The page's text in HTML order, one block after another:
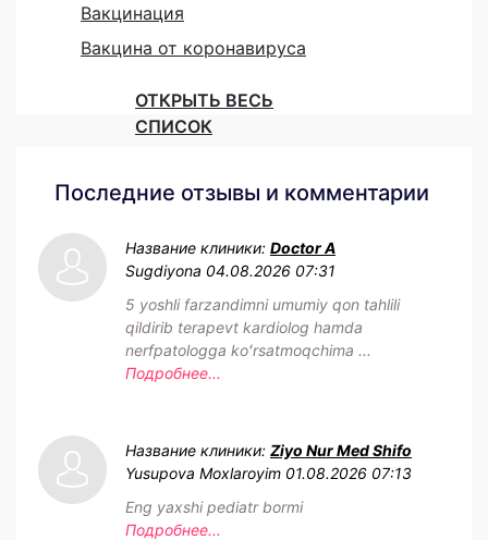
Вакцинация
Вакцина от коронавируса
ОТКРЫТЬ ВЕСЬ
СПИСОК
Последние отзывы и комментарии
Название клиники: Doctor A
Sugdiyona 04.08.2026 07:31
5 yoshli farzandimni umumiy qon tahlili
qildirib terapevt kardiolog hamda
nerfpatologga koʻrsatmoqchima ...
Подробнее...
Название клиники: Ziyo Nur Med Shifo
Yusupova Moxlaroyim 01.08.2026 07:13
Eng yaxshi pediatr bormi
Подробнее...